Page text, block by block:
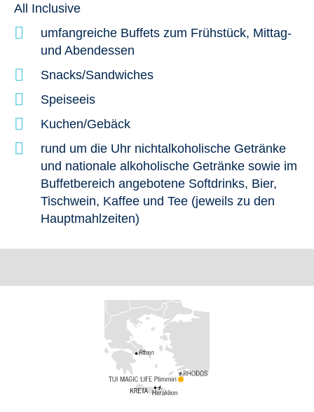
All Inclusive
umfangreiche Buffets zum Frühstück, Mittag-
und Abendessen
Snacks/Sandwiches
Speiseeis
Kuchen/Gebäck
rund um die Uhr nichtalkoholische Getränke
und nationale alkoholische Getränke sowie im
Buffetbereich angebotene Softdrinks, Bier,
Tischwein, Kaffee und Tee (jeweils zu den
Hauptmahlzeiten)